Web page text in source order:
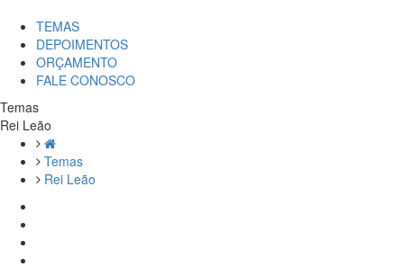
TEMAS
DEPOIMENTOS
ORÇAMENTO
FALE CONOSCO
Temas
Rei Leão
Temas
Rei Leão